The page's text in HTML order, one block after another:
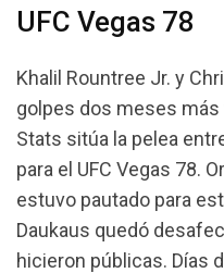
UFC Vegas 78
Khalil Rountree Jr. y
golpes dos meses más
Stats sitúa la pelea
para el UFC Vegas 78.
estuvo pautado para
Daukaus quedó
hicieron públicas. Días